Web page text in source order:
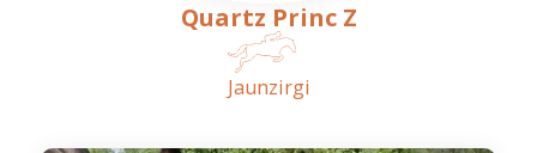
Quartz Princ Z
Jaunzirgi